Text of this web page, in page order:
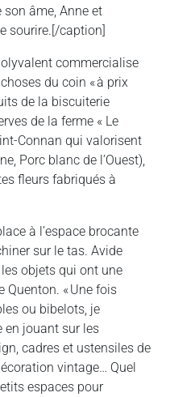
âme, Anne et
sourire.[/caption]
commercialise
du coin « à prix
de la biscuiterie
de la ferme « Le
Connan qui valorisent
Porc blanc de l’Ouest),
fleurs fabriqués à
à l’espace brocante
sur le tas. Avide
les objets qui ont une
Quenton. « Une fois
ou bibelots, je
en jouant sur les
cadres et ustensiles de
vintage… Quel
espaces pour